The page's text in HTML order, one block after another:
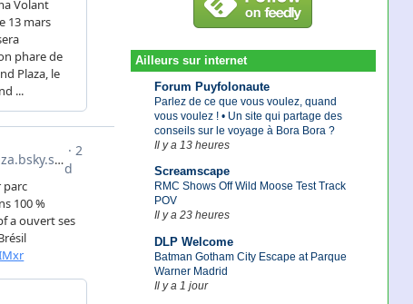
Ailleurs sur internet
Forum Puyfolonaute
Parlez de ce que vous voulez, quand
vous voulez ! • Un site qui partage des
conseils sur le voyage à Bora Bora ?
Il y a 13 heures
Screamscape
RMC Shows Off Wild Moose Test Track
POV
Il y a 23 heures
DLP Welcome
Batman Gotham City Escape at Parque
Warner Madrid
Il y a 1 jour